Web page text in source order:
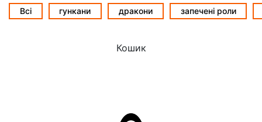
Всі гункани дракони запечені роли
Кошик